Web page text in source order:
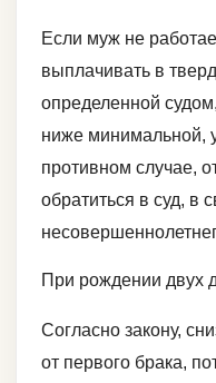
Если муж не
выплачивать в
определенной
ниже минимальной,
противном случае,
обратиться в суд, в
При рождении двух
Согласно закону,
от первого брака,